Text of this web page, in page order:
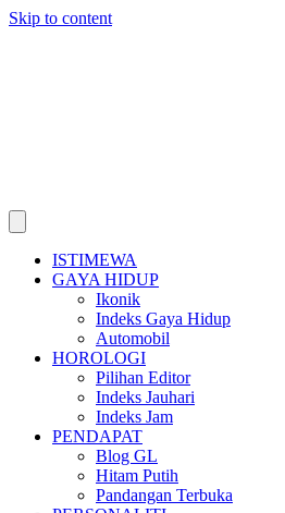
Skip to content
ISTIMEWA
GAYA HIDUP
Ikonik
Indeks Gaya Hidup
Automobil
HOROLOGI
Pilihan Editor
Indeks Jauhari
Indeks Jam
PENDAPAT
Blog GL
Hitam Putih
Pandangan Terbuka